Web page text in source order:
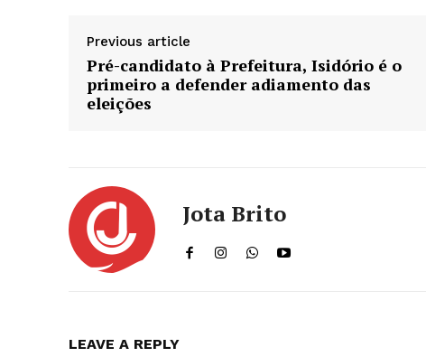
Previous article
Pré-candidato à Prefeitura, Isidório é o
primeiro a defender adiamento das
eleições
Jota Brito
LEAVE A REPLY